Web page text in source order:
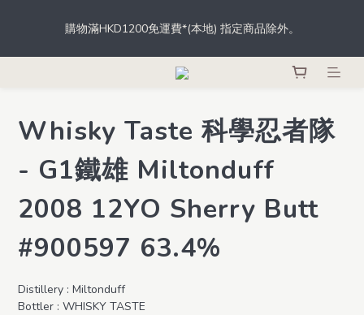
醺醉的酒類。
購物滿HKD1200免運費*(本地) 指定商品除外。
登記成為會員，從此於THE M.C.店內、網店、酒吧消費，即可輕鬆
根據香港法律，不得於業務過程中，向未成年人士售賣或供應令人
Whisky Taste 科學忍者隊
- G1鐵雄 Miltonduff
2008 12YO Sherry Butt
#900597 63.4%
Distillery : Miltonduff
Bottler : WHISKY TASTE